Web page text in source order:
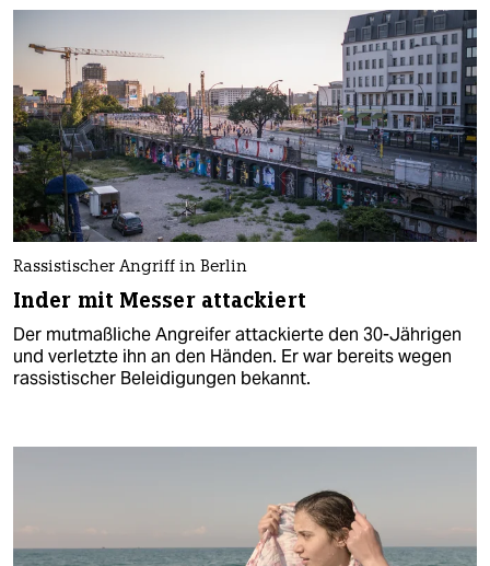
Rassistischer Angriff in Berlin
Inder mit Messer attackiert
Der mutmaßliche Angreifer attackierte den 30-Jährigen
und verletzte ihn an den Händen. Er war bereits wegen
rassistischer Beleidigungen bekannt.